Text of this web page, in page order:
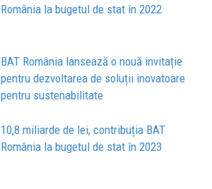
România la bugetul de stat în 2022
BAT România lansează o nouă invitație
pentru dezvoltarea de soluții inovatoare
pentru sustenabilitate
10,8 miliarde de lei, contribuția BAT
România la bugetul de stat în 2023